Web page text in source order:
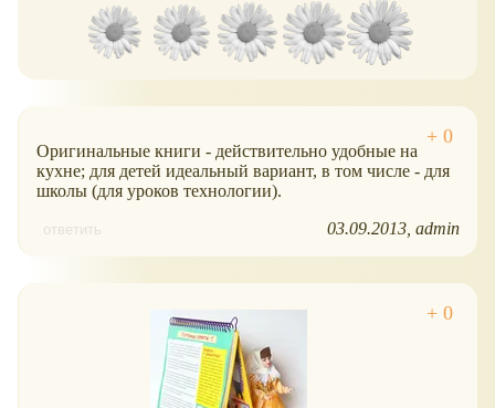
Оригинальные книги - действительно удобные на
кухне; для детей идеальный вариант, в том числе - для
школы (для уроков технологии).
ответить 03.09.2013 admin